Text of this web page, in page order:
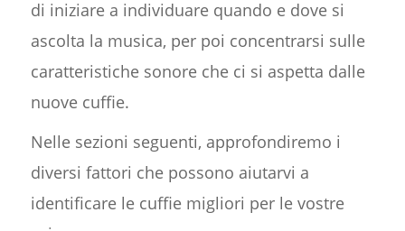
di iniziare a individuare quando e dove si
ascolta la musica, per poi concentrarsi sulle
caratteristiche sonore che ci si aspetta dalle
nuove cuffie.
Nelle sezioni seguenti, approfondiremo i
diversi fattori che possono aiutarvi a
identificare le cuffie migliori per le vostre